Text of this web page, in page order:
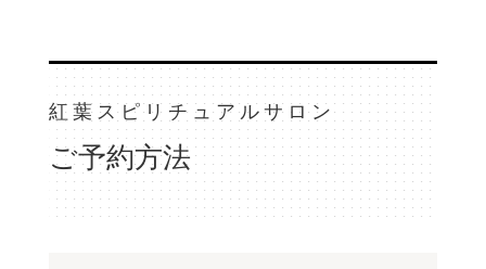
紅葉スピリチュアルサロン
ご予約方法